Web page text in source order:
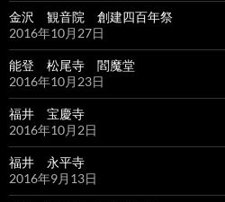
金沢 観音院 創建四百年祭
2016年10月27日
能登 松尾寺 閻魔堂
2016年10月23日
福井 宝慶寺
2016年10月2日
福井 永平寺
2016年9月13日